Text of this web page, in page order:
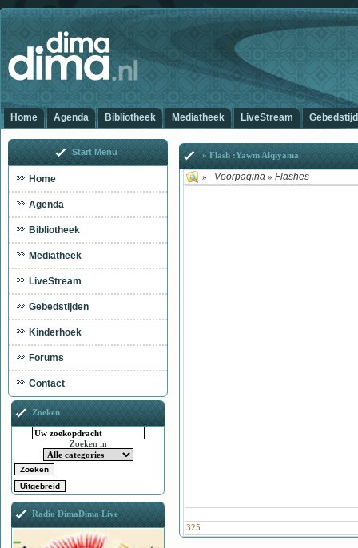
Home Agenda Bibliotheek Mediatheek LiveStream
» Flash :Yawm Alqiyama
» Voorpagina » Flashes
325
Start Menu
Home
Agenda
Bibliotheek
Mediatheek
LiveStream
Gebedstijden
Kinderhoek
Forums
Contact
Zoeken
Zoeken in
Radio DimaDima Live